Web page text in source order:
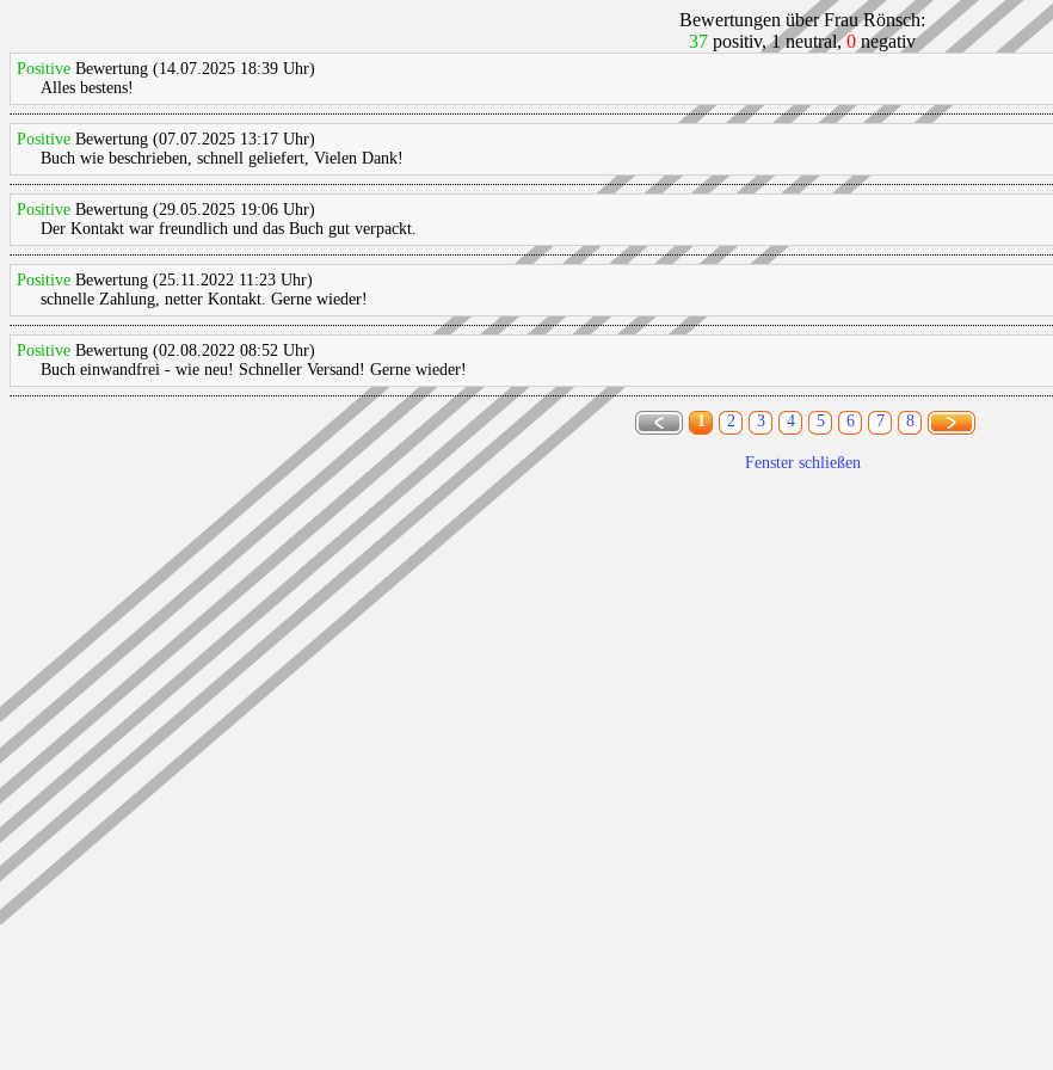
Bewertungen über Frau Rönsch:
37 positiv, 1 neutral,0 negativ
Positive Bewertung (14.07.2025 18:39 Uhr)
Alles bestens!
Positive Bewertung (07.07.2025 13:17 Uhr)
Buch wie beschrieben, schnell geliefert, Vielen Dank!
Positive Bewertung (29.05.2025 19:06 Uhr)
Der Kontakt war freundlich und das Buch gut verpackt.
Positive Bewertung (25.11.2022 11:23 Uhr)
schnelle Zahlung, netter Kontakt. Gerne wieder!
Positive Bewertung (02.08.2022 08:52 Uhr)
Buch einwandfrei - wie neu! Schneller Versand! Gerne wieder!
1 2 3 4 5 6 7 8
Fenster schließen